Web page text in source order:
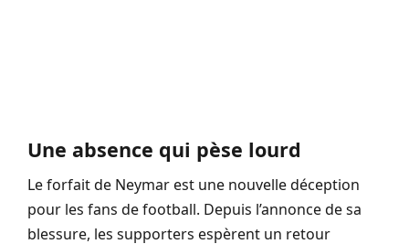
Une absence qui pèse lourd
Le forfait de Neymar est une nouvelle déception
pour les fans de football. Depuis l’annonce de sa
blessure, les supporters espèrent un retour